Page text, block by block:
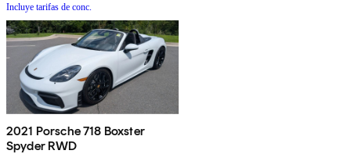
Incluye tarifas de conc.
2021 Porsche 718 Boxster
Spyder RWD